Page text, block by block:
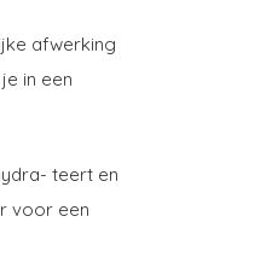
afwerking
in een
teert en
voor een